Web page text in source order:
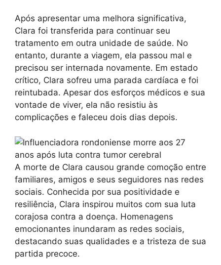
Após apresentar uma melhora significativa,
Clara foi transferida para continuar seu
tratamento em outra unidade de saúde. No
entanto, durante a viagem, ela passou mal e
precisou ser internada novamente. Em estado
crítico, Clara sofreu uma parada cardíaca e foi
reintubada. Apesar dos esforços médicos e sua
vontade de viver, ela não resistiu às
complicações e faleceu dois dias depois.
A morte de Clara causou grande comoção entre
familiares, amigos e seus seguidores nas redes
sociais. Conhecida por sua positividade e
resiliência, Clara inspirou muitos com sua luta
corajosa contra a doença. Homenagens
emocionantes inundaram as redes sociais,
destacando suas qualidades e a tristeza de sua
partida precoce.